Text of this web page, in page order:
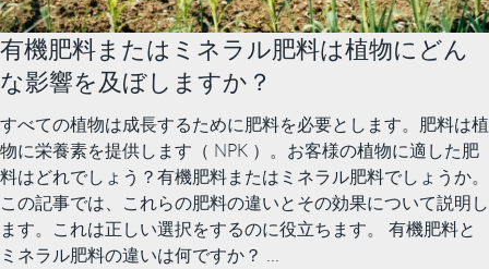
有機肥料またはミネラル肥料は植物にどん
な影響を及ぼしますか？
すべての植物は成長するために肥料を必要とします。肥料は植
物に栄養素を提供します（ NPK ）。お客様の植物に適した肥
料はどれでしょう？有機肥料またはミネラル肥料でしょうか。
この記事では、これらの肥料の違いとその効果について説明し
ます。これは正しい選択をするのに役立ちます。 有機肥料と
ミネラル肥料の違いは何ですか？ ...